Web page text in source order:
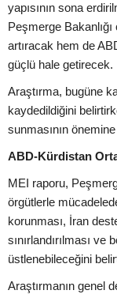
yapısının sona
Peşmerge
artıracak hem de
güçlü hale getirecek.
Araştırma, bugüne
kaydedildiğini
sunmasının
ABD-Kürdistan
MEI raporu,
örgütlerle
korunması, İran
sınırlandırılması
üstlenebileceğini
Araştırmanın genel